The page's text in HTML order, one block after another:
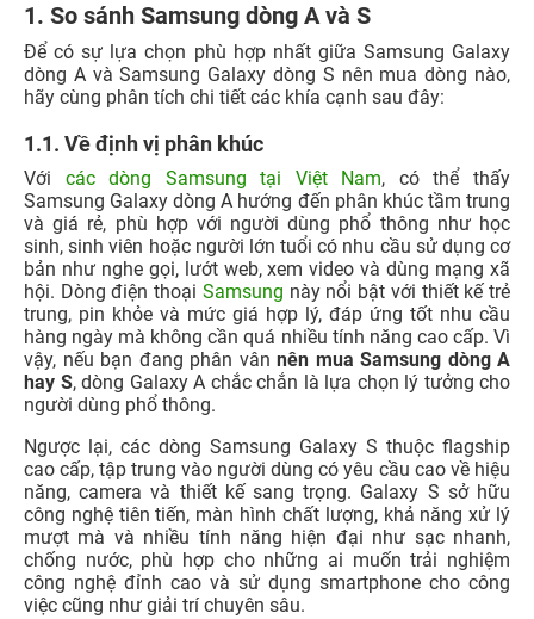
1. So sánh Samsung dòng A và S
Để có sự lựa chọn phù hợp nhất giữa Samsung Galaxy
dòng A và Samsung Galaxy dòng S nên mua dòng nào,
hãy cùng phân tích chi tiết các khía cạnh sau đây:
1.1. Về định vị phân khúc
Với các dòng Samsung tại Việt Nam, có thể thấy
Samsung Galaxy dòng A hướng đến phân khúc tầm trung
và giá rẻ, phù hợp với người dùng phổ thông như học
sinh, sinh viên hoặc người lớn tuổi có nhu cầu sử dụng cơ
bản như nghe gọi, lướt web, xem video và dùng mạng xã
hội. Dòng điện thoại Samsung này nổi bật với thiết kế trẻ
trung, pin khỏe và mức giá hợp lý, đáp ứng tốt nhu cầu
hàng ngày mà không cần quá nhiều tính năng cao cấp. Vì
vậy, nếu bạn đang phân vân nên mua Samsung dòng A
hay S, dòng Galaxy A chắc chắn là lựa chọn lý tưởng cho
người dùng phổ thông.
Ngược lại, các dòng Samsung Galaxy S thuộc flagship
cao cấp, tập trung vào người dùng có yêu cầu cao về hiệu
năng, camera và thiết kế sang trọng. Galaxy S sở hữu
công nghệ tiên tiến, màn hình chất lượng, khả năng xử lý
mượt mà và nhiều tính năng hiện đại như sạc nhanh,
chống nước, phù hợp cho những ai muốn trải nghiệm
công nghệ đỉnh cao và sử dụng smartphone cho công
việc cũng như giải trí chuyên sâu.